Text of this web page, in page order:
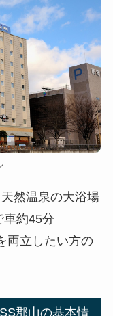
然温泉の大浴場
車約45分
両立したい方の
郡山の基本情